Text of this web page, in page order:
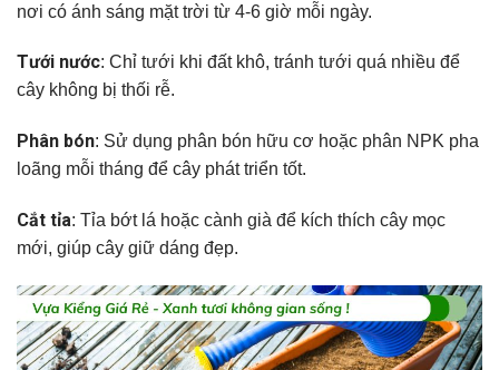
nơi có ánh sáng mặt trời từ 4-6 giờ mỗi ngày.
Tưới nước: Chỉ tưới khi đất khô, tránh tưới quá nhiều để
cây không bị thối rễ.
Phân bón: Sử dụng phân bón hữu cơ hoặc phân NPK pha
loãng mỗi tháng để cây phát triển tốt.
Cắt tỉa: Tỉa bớt lá hoặc cành già để kích thích cây mọc
mới, giúp cây giữ dáng đẹp.